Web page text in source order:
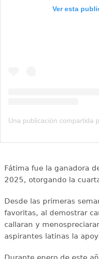
Ver esta
Fátima fue la ganadora
2025, otorgando la
Desde las primeras
favoritas, al demostrar
callaran y
aspirantes latinas la